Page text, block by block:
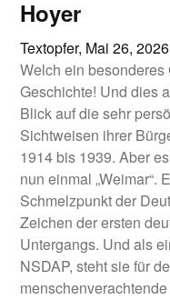
Hoyer
Textopfer, Mai 26, 2026
Welch ein
Geschichte! Und dies
Blick auf die sehr
Sichtweisen ihrer
1914 bis 1939. Aber
nun einmal „Weimar“.
Schmelzpunkt der
Zeichen der ersten
Untergangs. Und als
NSDAP, steht sie für